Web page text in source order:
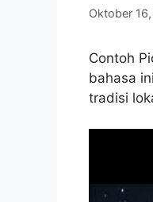
Oktober
Contoh
bahasa
tradisi